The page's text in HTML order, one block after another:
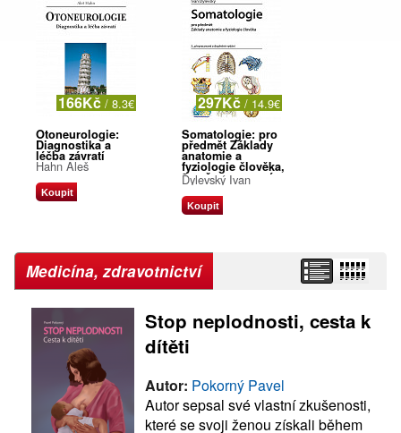
166Kč / 8.3€
Otoneurologie:
Diagnostika a
léčba závratí
Hahn Aleš
Koupit
297Kč / 14.9€
Somatologie: pro
předmět Základy
anatomie a
fyziologie člověka,
3., přepracované a
doplněné vydání
Dylevský Ivan
Koupit
Medicína, zdravotnictví
Stop neplodnosti, cesta k
dítěti
Autor: Pokorný Pavel
Autor sepsal své vlastní zkušenosti,
které se svoji ženou získali během